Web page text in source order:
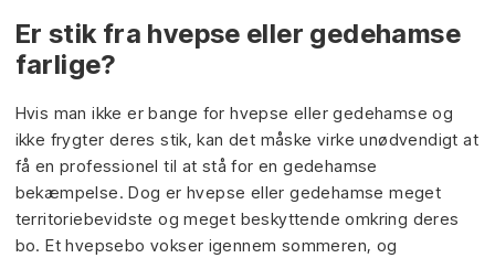
Er stik fra hvepse eller gedehamse
farlige?
Hvis man ikke er bange for hvepse eller gedehamse og
ikke frygter deres stik, kan det måske virke unødvendigt at
få en professionel til at stå for en gedehamse
bekæmpelse. Dog er hvepse eller gedehamse meget
territoriebevidste og meget beskyttende omkring deres
bo. Et hvepsebo vokser igennem sommeren, og